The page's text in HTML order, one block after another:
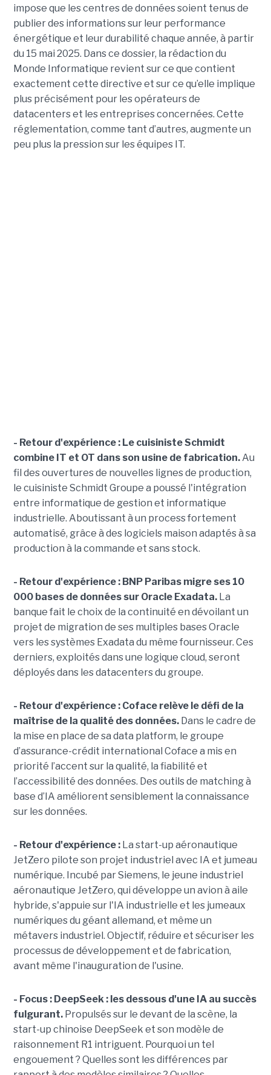
impose que les centres de données soient tenus de
publier des informations sur leur performance
énergétique et leur durabilité chaque année, à partir
du 15 mai 2025. Dans ce dossier, la rédaction du
Monde Informatique revient sur ce que contient
exactement cette directive et sur ce qu’elle implique
plus précisément pour les opérateurs de
datacenters et les entreprises concernées. Cette
réglementation, comme tant d’autres, augmente un
peu plus la pression sur les équipes IT.
- Retour d'expérience : Le cuisiniste Schmidt
combine IT et OT dans son usine de fabrication.Au
fil des ouvertures de nouvelles lignes de production,
le cuisiniste Schmidt Groupe a poussé l'intégration
entre informatique de gestion et informatique
industrielle. Aboutissant à un process fortement
automatisé, grâce à des logiciels maison adaptés à sa
production à la commande et sans stock.
- Retour d'expérience : BNP Paribas migre ses 10
000 bases de données sur Oracle Exadata.La
banque fait le choix de la continuité en dévoilant un
projet de migration de ses multiples bases Oracle
vers les systèmes Exadata du même fournisseur. Ces
derniers, exploités dans une logique cloud, seront
déployés dans les datacenters du groupe.
- Retour d'expérience : Coface relève le défi de la
maîtrise de la qualité des données. Dans le cadre de
la mise en place de sa data platform, le groupe
d’assurance-crédit international Coface a mis en
priorité l’accent sur la qualité, la fiabilité et
l’accessibilité des données. Des outils de matching à
base d’IA améliorent sensiblement la connaissance
sur les données.
- Retour d'expérience :La start-up aéronautique
JetZero pilote son projet industriel avec IA et jumeau
numérique. Incubé par Siemens, le jeune industriel
aéronautique JetZero, qui développe un avion à aile
hybride, s'appuie sur l'IA industrielle et les jumeaux
numériques du géant allemand, et même un
métavers industriel. Objectif, réduire et sécuriser les
processus de développement et de fabrication,
avant même l'inauguration de l'usine.
- Focus : DeepSeek : les dessous d'une IA au succès
fulgurant. Propulsés sur le devant de la scène, la
start-up chinoise DeepSeek et son modèle de
raisonnement R1 intriguent. Pourquoi un tel
engouement ? Quelles sont les différences par